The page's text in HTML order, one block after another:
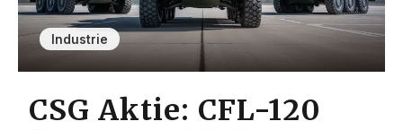
Industrie
CSG Aktie: CFL-120